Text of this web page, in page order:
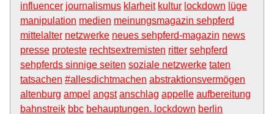
influencer journalismus klarheit kultur lockdown lüge
manipulation medien meinungsmagazin sehpferd
mittelalter netzwerke neues sehpferd-magazin news
presse proteste rechtsextremisten ritter sehpferd
sehpferds sinnige seiten soziale netzwerke taten
tatsachen #allesdichtmachen abstraktionsvermögen
altenburg ampel angst anschlag appelle aufbereitung
bahnstreik bbc behauptungen. lockdown berlin